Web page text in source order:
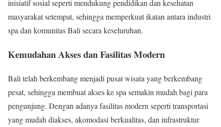
inisiatif sosial seperti mendukung pendidikan dan kesehatan
masyarakat setempat, sehingga memperkuat ikatan antara industri
spa dan komunitas Bali secara keseluruhan.
Kemudahan Akses dan Fasilitas Modern
Bali telah berkembang menjadi pusat wisata yang berkembang
pesat, sehingga membuat akses ke spa semakin mudah bagi para
pengunjung. Dengan adanya fasilitas modern seperti transportasi
yang mudah diakses, akomodasi berkualitas, dan infrastruktur